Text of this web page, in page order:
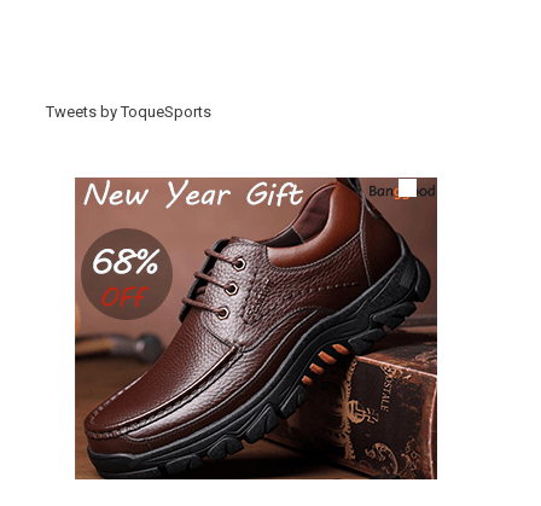
Tweets by ToqueSports